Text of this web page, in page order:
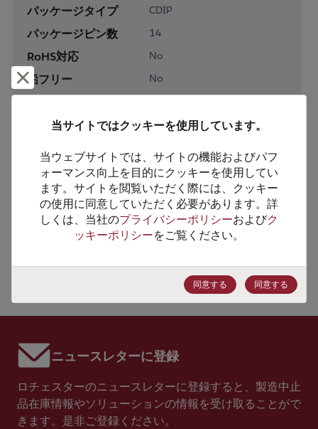
パッケージタイプ CDIP
パッケージピン数 14
RoHS対応 No
鉛フリー No
梱包数 24
製品カテゴリー Analog & Mixed Signal
製品サブカテゴリー Amplifiers
製品グループ Operational Amplifiers
HTSコード 8542.39.0020
ニュースレターに登録
ロチェスターのニュースレターに登録すると、製造中止
品在庫情報やソリューションの情報を受け取ることがで
きます。是非ご登録ください。
却下して閉じる
当サイトではクッキーを使用しています。
当ウェブサイトでは、サイトの機能およびパフ
ォーマンス向上を目的にクッキーを使用してい
ます。サイトを閲覧いただく際には、クッキー
の使用に同意していただく必要があります。詳
しくは、当社のプライバシーポリシーおよびク
ッキーポリシーをご覧ください。
同意する 同意する